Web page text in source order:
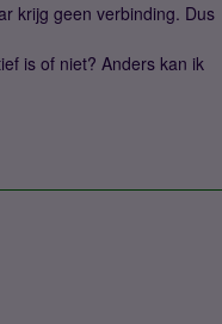
krijg geen verbinding. Dus
is of niet? Anders kan ik